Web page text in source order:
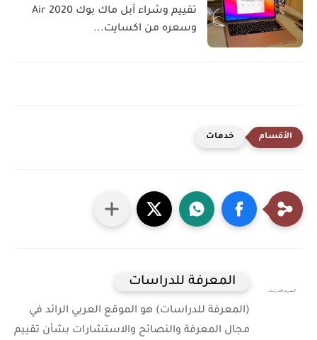
تقييم وشراء آبل ماك بوك Air 2020
وسعره من اكسايت...
خدمات
المعرفة للدراسات
(المعرفة للدراسات) هو الموقع العربي الرائد في
مجال المعرفة والنصائح والاستشارات بشأن تقييم